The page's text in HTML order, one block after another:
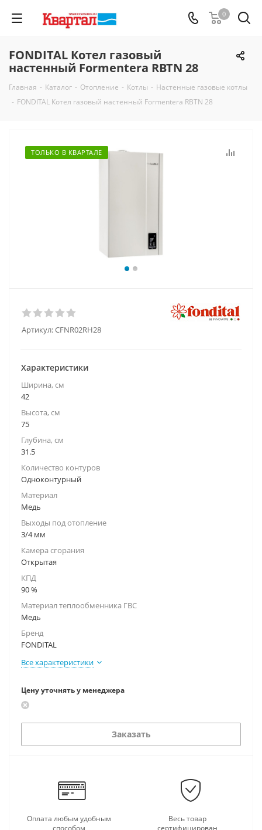
0
FONDITAL Котел газовый
настенный Formentera RBTN 28
Главная - Каталог - Отопление - Котлы - Настенные газовые котлы
- FONDITAL Котел газовый настенный Formentera RBTN 28
ТОЛЬКО В КВАРТАЛЕ
Артикул:CFNR02RH28
Характеристики
Ширина, см
42
Высота, см
75
Глубина, см
31.5
Количество контуров
Одноконтурный
Материал
Медь
Выходы под отопление
3/4 мм
Камера сгорания
Открытая
КПД
90 %
Материал теплообменника ГВС
Медь
Бренд
FONDITAL
Все характеристики
Цену уточнять у менеджера
Заказать
Оплата любым удобным
способом
Весь товар
сертифицирован